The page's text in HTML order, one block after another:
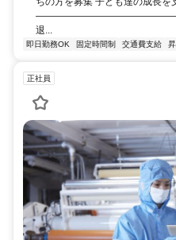
退...
即日勤務OK 固定時間制 交通費支給
正社員